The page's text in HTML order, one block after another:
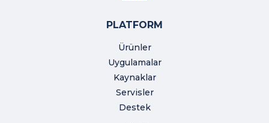
PLATFORM
Ürünler
Uygulamalar
Kaynaklar
Servisler
Destek